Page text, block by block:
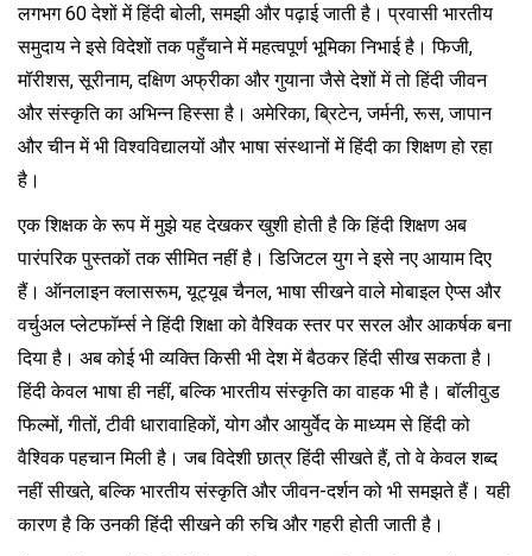
लगभग 60 देशों में हिंदी बोली, समझी और पढ़ाई जाती है। प्रवासी भारतीय
समुदाय ने इसे विदेशों तक पहुँचाने में महत्वपूर्ण भूमिका निभाई है। फिजी,
मॉरीशस, सूरीनाम, दक्षिण अफ्रीका और गुयाना जैसे देशों में तो हिंदी जीवन
और संस्कृति का अभिन्न हिस्सा है। अमेरिका, ब्रिटेन, जर्मनी, रूस, जापान
और चीन में भी विश्वविद्यालयों और भाषा संस्थानों में हिंदी का शिक्षण हो रहा
है।
एक शिक्षक के रूप में मुझे यह देखकर खुशी होती है कि हिंदी शिक्षण अब
पारंपरिक पुस्तकों तक सीमित नहीं है। डिजिटल युग ने इसे नए आयाम दिए
हैं। ऑनलाइन क्लासरूम, यूट्यूब चैनल, भाषा सीखने वाले मोबाइल ऐप्स और
वर्चुअल प्लेटफॉर्म्स ने हिंदी शिक्षा को वैश्विक स्तर पर सरल और आकर्षक बना
दिया है। अब कोई भी व्यक्ति किसी भी देश में बैठकर हिंदी सीख सकता है।
हिंदी केवल भाषा ही नहीं, बल्कि भारतीय संस्कृति का वाहक भी है। बॉलीवुड
फिल्मों, गीतों, टीवी धारावाहिकों, योग और आयुर्वेद के माध्यम से हिंदी को
वैश्विक पहचान मिली है। जब विदेशी छात्र हिंदी सीखते हैं, तो वे केवल शब्द
नहीं सीखते, बल्कि भारतीय संस्कृति और जीवन-दर्शन को भी समझते हैं। यही
कारण है कि उनकी हिंदी सीखने की रुचि और गहरी होती जाती है।